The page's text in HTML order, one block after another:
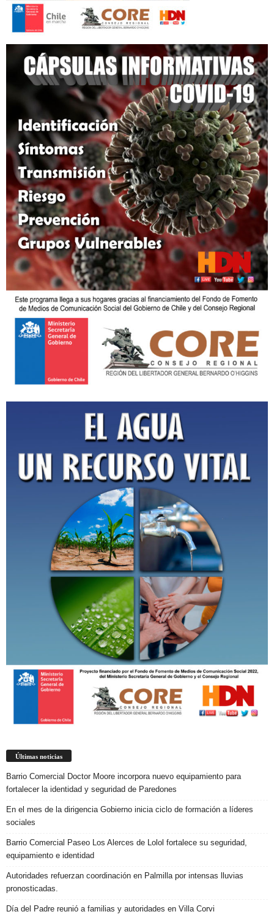
Últimas noticias
Barrio Comercial Doctor Moore incorpora nuevo equipamiento para
fortalecer la identidad y seguridad de Paredones
En el mes de la dirigencia Gobierno inicia ciclo de formación a líderes
sociales
Barrio Comercial Paseo Los Alerces de Lolol fortalece su seguridad,
equipamiento e identidad
Autoridades refuerzan coordinación en Palmilla por intensas lluvias
pronosticadas.
Día del Padre reunió a familias y autoridades en Villa Corvi